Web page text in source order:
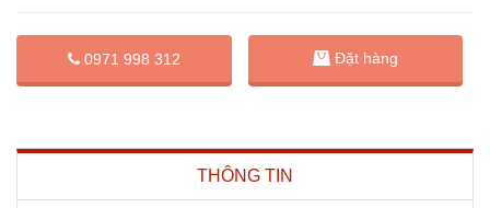
0971 998 312 Đặt hàng
THÔNG TIN